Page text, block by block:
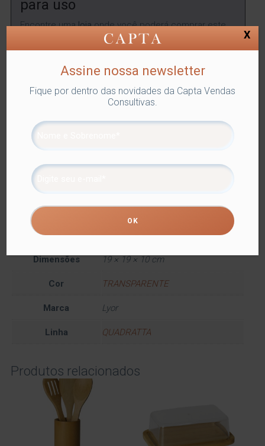
para uso
Encontre umalojaonde você poderá comprar este
DOCES,Utilidades Domésticas
PRATO
PARA BOLO E DOCES
Compartilhe
Informação adicional
Informação adicional
Dimensões 19 × 19 × 10 cm
Cor TRANSPARENTE
Marca Lyor
Linha QUADRATTA
Produtos relacionados
Assine nossa newsletter
Fique por dentro das novidades da Capta Vendas
Consultivas.
X